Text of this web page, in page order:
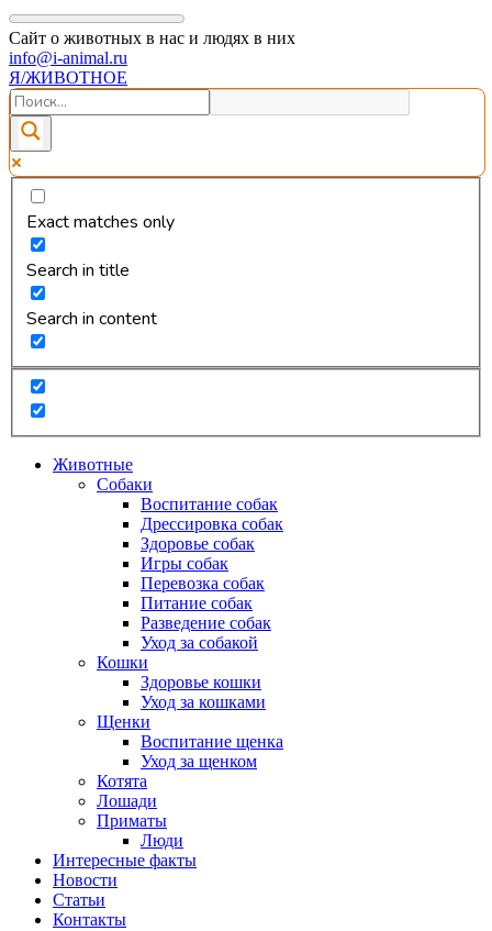
Сайт о животных в нас и людях в них
info@i-animal.ru
Я/ЖИВОТНОЕ
Exact matches only
Search in title
Search in content
Животные
Собаки
Воспитание собак
Дрессировка собак
Здоровье собак
Игры собак
Перевозка собак
Питание собак
Разведение собак
Уход за собакой
Кошки
Здоровье кошки
Уход за кошками
Щенки
Воспитание щенка
Уход за щенком
Котята
Лошади
Приматы
Люди
Интересные факты
Новости
Статьи
Контакты